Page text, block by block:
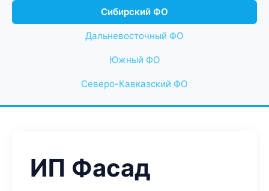
Сибирский ФО
Дальневосточный ФО
Южный ФО
Северо-Кавказский ФО
ИП Фасад